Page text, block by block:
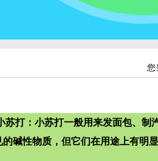
您
苏打：小苏打一般用来发面包、制
碱性物质，但它们在用途上有明显